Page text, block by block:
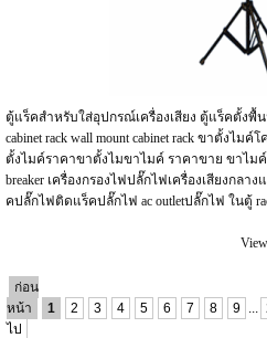
ตู้แร็คสำหรับใส่อุปกรณ์เครื่องเสียง ตู้แร็คตั้งพื้
cabinet rack wall mount cabinet rack ขาตั้งไ
ตั้งไมค์ราคาขาตั้งไมขาไมค์ ราคาขาย ขาไม
breaker เครื่องกรองไฟปลั๊กไฟเครื่องเสียงกลา
คปลั๊กไฟติดแร็คปลั๊กไฟ ac outletปลั๊กไฟ ในตู้
ก่อน
หน้า
1 2 3 4 5 6 7 8 9
ไป